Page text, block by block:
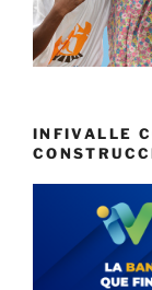
INFIVALLE